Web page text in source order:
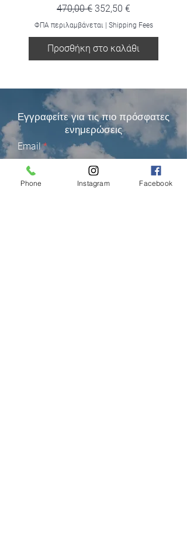
Κανονική τιμή
470,00 € Τιμή Έκπτωσης
352,50 €
ΦΠΑ περιλαμβάνεται| Shipping Fees
Προσθήκη στο καλάθι
Εγγραφείτε για τις πιο πρόσφατες
ενημερώσεις
Email
Phone Instagram Facebook